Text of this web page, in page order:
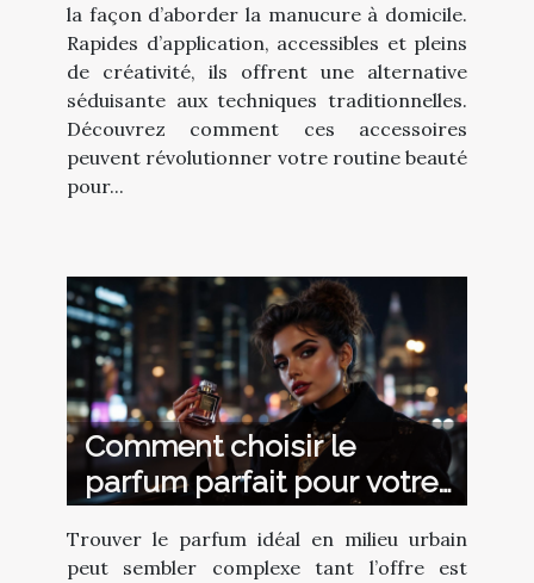
la façon d’aborder la manucure à domicile.
Rapides d’application, accessibles et pleins
de créativité, ils offrent une alternative
séduisante aux techniques traditionnelles.
Découvrez comment ces accessoires
peuvent révolutionner votre routine beauté
pour...
Comment choisir le
parfum parfait pour votre
style de vie urbain ?
Trouver le parfum idéal en milieu urbain
peut sembler complexe tant l’offre est